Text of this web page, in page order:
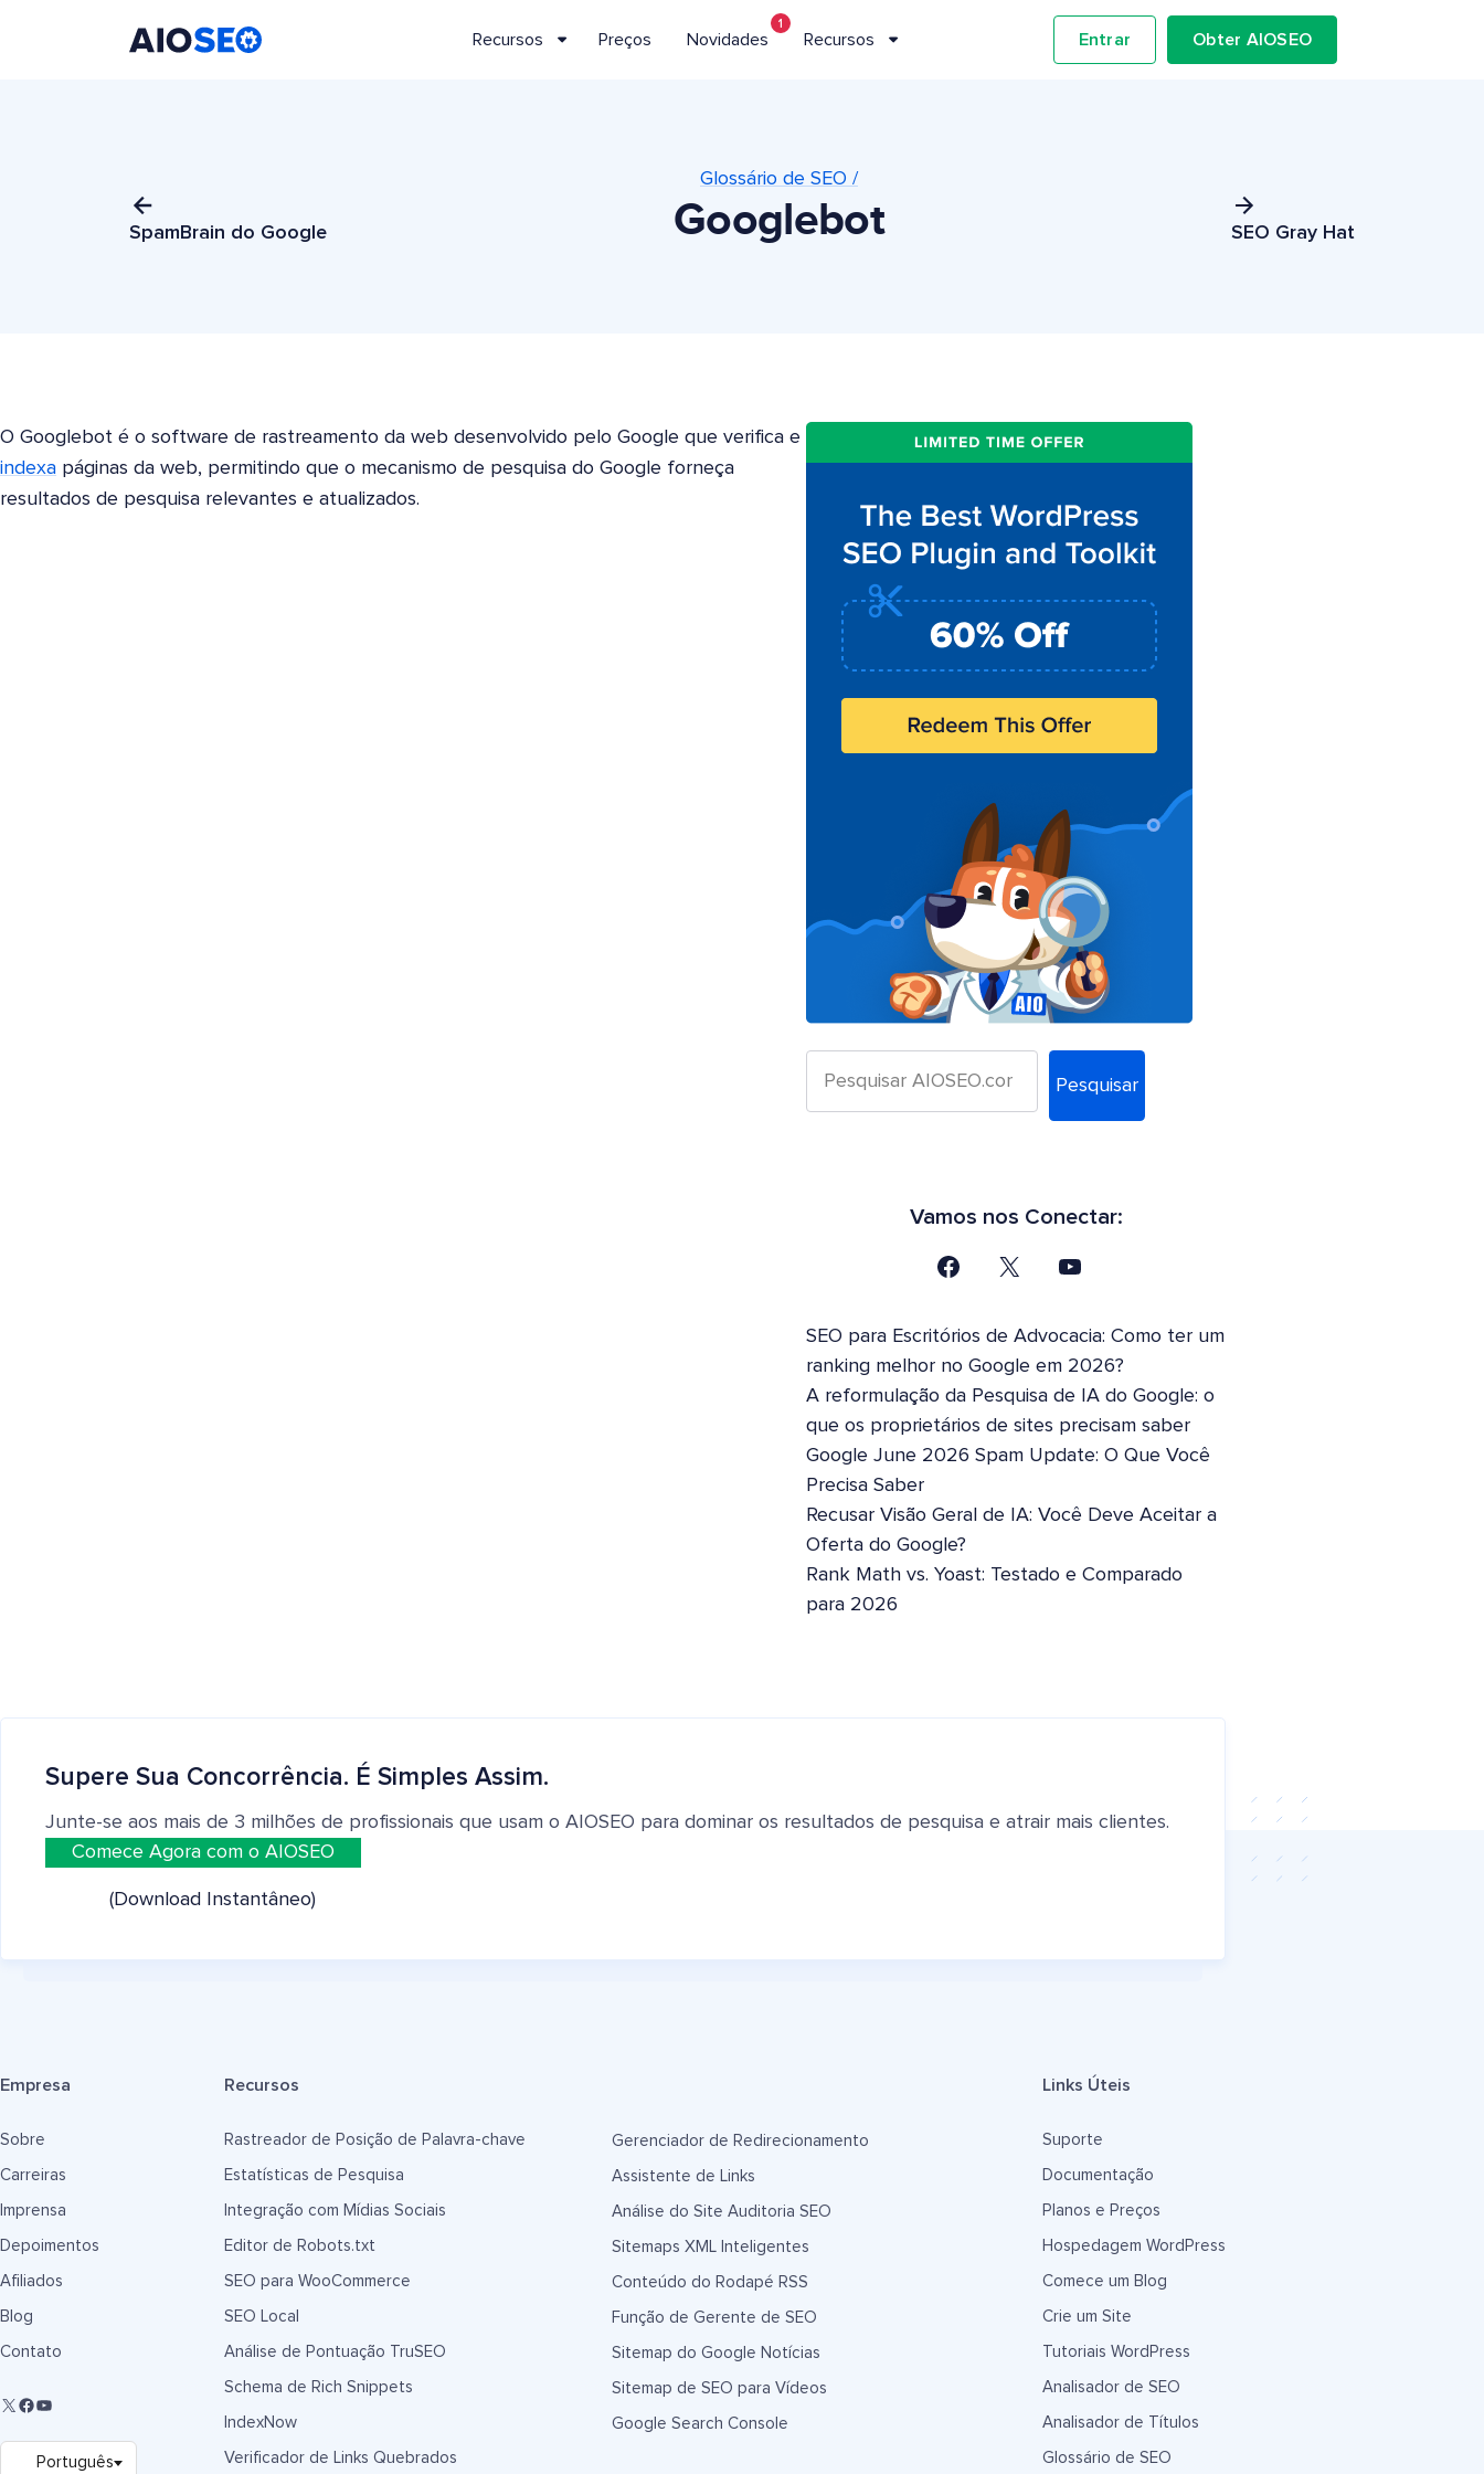
Recursos Preços Novidades
1
Recursos Entrar Obter AIOSEO
SpamBrain do Google
Glossário de SEO /
Googlebot SEO Gray Hat
O Googlebot é o software de rastreamento da web desenvolvido pelo Google que verifica e
indexa páginas da web, permitindo que o mecanismo de pesquisa do Google forneça
resultados de pesquisa relevantes e atualizados.
Pesquisar
Vamos nos Conectar:
SEO para Escritórios de Advocacia: Como ter um
ranking melhor no Google em 2026?
A reformulação da Pesquisa de IA do Google: o
que os proprietários de sites precisam saber
Google June 2026 Spam Update: O Que Você
Precisa Saber
Recusar Visão Geral de IA: Você Deve Aceitar a
Oferta do Google?
Rank Math vs. Yoast: Testado e Comparado
para 2026
Supere Sua Concorrência. É Simples Assim.
Junte-se aos mais de 3 milhões de profissionais que usam o AIOSEO para dominar os resultados de pesquisa e atrair mais clientes.
Comece Agora com o AIOSEO
(Download Instantâneo)
Empresa
Sobre
Carreiras
Imprensa
Depoimentos
Afiliados
Blog
Contato
Recursos
Rastreador de Posição de Palavra-chave
Estatísticas de Pesquisa
Integração com Mídias Sociais
Editor de Robots.txt
SEO para WooCommerce
SEO Local
Análise de Pontuação TruSEO
Schema de Rich Snippets
IndexNow
Verificador de Links Quebrados
Gerenciador de Redirecionamento
Assistente de Links
Análise do Site Auditoria SEO
Sitemaps XML Inteligentes
Conteúdo do Rodapé RSS
Função de Gerente de SEO
Sitemap do Google Notícias
Sitemap de SEO para Vídeos
Google Search Console
Links Úteis
Suporte
Documentação
Planos e Preços
Hospedagem WordPress
Comece um Blog
Crie um Site
Tutoriais WordPress
Analisador de SEO
Analisador de Títulos
Glossário de SEO